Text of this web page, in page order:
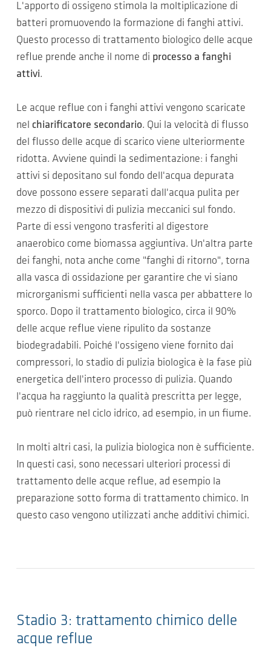
L'apporto di ossigeno stimola la moltiplicazione di
batteri promuovendo la formazione di fanghi attivi.
Questo processo di trattamento biologico delle acque
reflue prende anche il nome di processo a fanghi
attivi.
Le acque reflue con i fanghi attivi vengono scaricate
nel chiarificatore secondario. Qui la velocità di flusso
del flusso delle acque di scarico viene ulteriormente
ridotta. Avviene quindi la sedimentazione: i fanghi
attivi si depositano sul fondo dell'acqua depurata
dove possono essere separati dall'acqua pulita per
mezzo di dispositivi di pulizia meccanici sul fondo.
Parte di essi vengono trasferiti al digestore
anaerobico come biomassa aggiuntiva. Un'altra parte
dei fanghi, nota anche come "fanghi di ritorno", torna
alla vasca di ossidazione per garantire che vi siano
microrganismi sufficienti nella vasca per abbattere lo
sporco. Dopo il trattamento biologico, circa il 90%
delle acque reflue viene ripulito da sostanze
biodegradabili. Poiché l'ossigeno viene fornito dai
compressori, lo stadio di pulizia biologica è la fase più
energetica dell'intero processo di pulizia. Quando
l'acqua ha raggiunto la qualità prescritta per legge,
può rientrare nel ciclo idrico, ad esempio, in un fiume.
In molti altri casi, la pulizia biologica non è sufficiente.
In questi casi, sono necessari ulteriori processi di
trattamento delle acque reflue, ad esempio la
preparazione sotto forma di trattamento chimico. In
questo caso vengono utilizzati anche additivi chimici.
Stadio 3: trattamento chimico delle
acque reflue